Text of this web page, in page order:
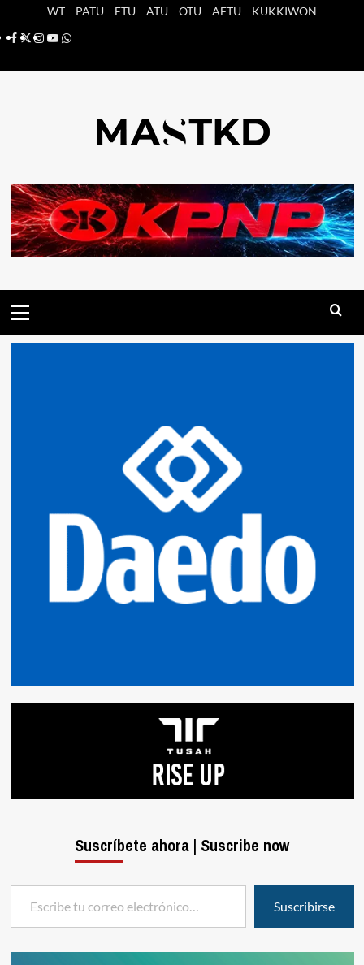
WT PATU ETU ATU OTU AFTU
KUKKIWON
Facebook
X Instagram
YouTube
Whatsapp
principal
Suscríbete ahora | Suscribe now
Escribe tu correo electrónico…
Suscribirse